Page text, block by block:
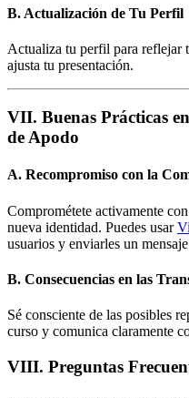
B. Actualización de Tu Perfil
Actualiza tu perfil para reflejar
ajusta tu presentación.
VII. Buenas Prácticas
de Apodo
A. Recompromiso con la
Comprométete activamente
nueva identidad. Puedes usar
usuarios y enviarles un
B. Consecuencias en las
Sé consciente de las posibles
curso y comunica claramente
VIII. Preguntas